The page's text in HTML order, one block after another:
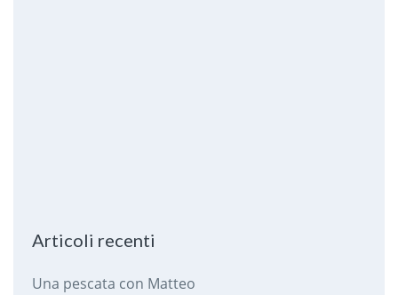
Articoli recenti
Una pescata con Matteo